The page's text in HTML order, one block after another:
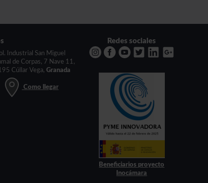
Industrial San Miguel
de Corpas, 7 Nave 11,
Cúllar Vega, Granada
Como llegar
Redes sociales
Beneficiarios proyecto
Inocámara